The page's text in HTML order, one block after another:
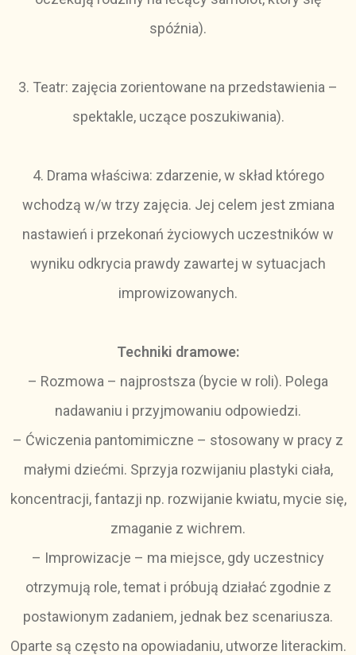
spóźnia).
3. Teatr: zajęcia zorientowane na przedstawienia –
spektakle, uczące poszukiwania).
4. Drama właściwa: zdarzenie, w skład którego
wchodzą w/w trzy zajęcia. Jej celem jest zmiana
nastawień i przekonań życiowych uczestników w
wyniku odkrycia prawdy zawartej w sytuacjach
improwizowanych.
Techniki dramowe:
– Rozmowa – najprostsza (bycie w roli). Polega
nadawaniu i przyjmowaniu odpowiedzi.
– Ćwiczenia pantomimiczne – stosowany w pracy z
małymi dziećmi. Sprzyja rozwijaniu plastyki ciała,
koncentracji, fantazji np. rozwijanie kwiatu, mycie się,
zmaganie z wichrem.
– Improwizacje – ma miejsce, gdy uczestnicy
otrzymują role, temat i próbują działać zgodnie z
postawionym zadaniem, jednak bez scenariusza.
Oparte są często na opowiadaniu, utworze literackim.